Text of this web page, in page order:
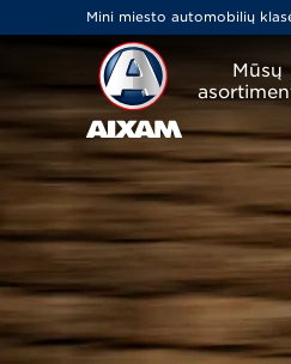
Mini miesto automobilių
Mūsų